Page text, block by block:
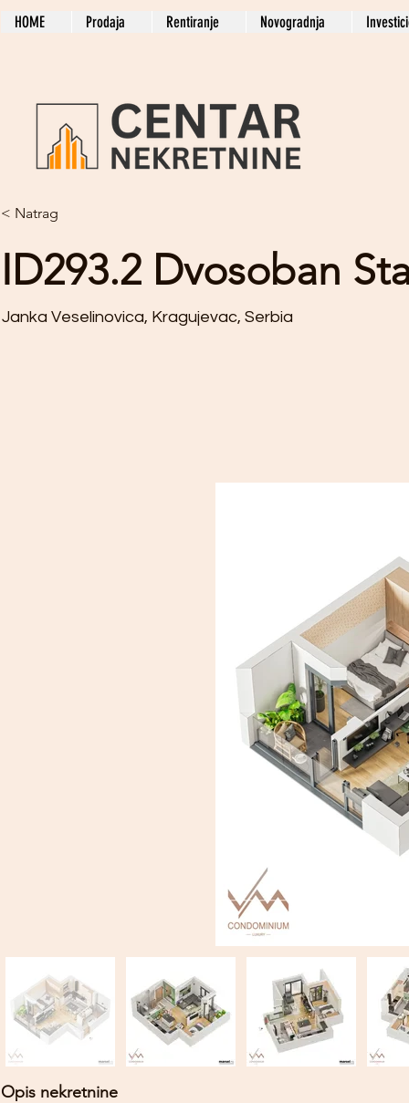
HOME Prodaja Rentiranje Novogradnja
< Natrag
ID293.2 Dvosoban
Janka Veselinovica, Kragujevac, Serbia
Opis nekretnine